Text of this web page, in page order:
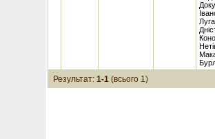
Результат: 1-1 (всього 1)